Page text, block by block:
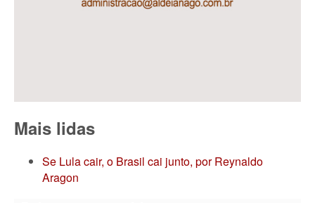
Mais lidas
Se Lula cair, o Brasil cai junto, por Reynaldo
Aragon